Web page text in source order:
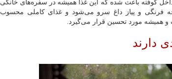
کوفته باعث شده که این غذا همیشه در سفره‌های خانگی
فرنگی و پیاز داغ سرو می‌شود و غذای کاملی محسوب
و همیشه مورد تحسین قرار می‌گیرد.
دارند